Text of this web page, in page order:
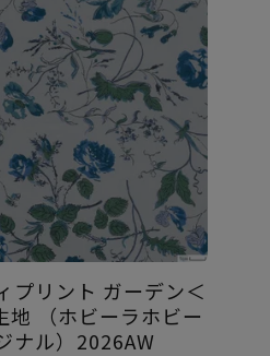
プリント ガーデン＜
地 （ホビーラホビー
ナル）2026AW